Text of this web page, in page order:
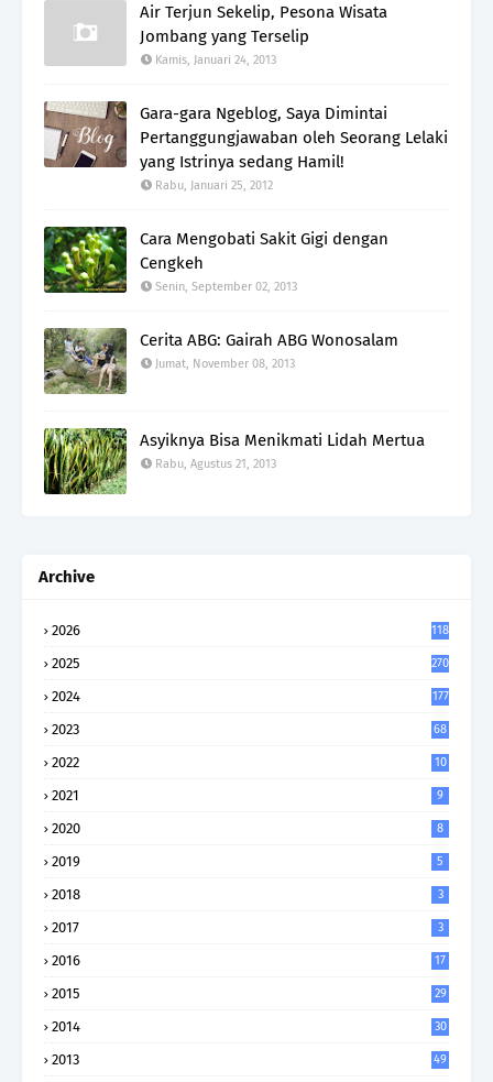
Air Terjun Sekelip, Pesona Wisata
Jombang yang Terselip
Kamis, Januari 24, 2013
Gara-gara Ngeblog, Saya Dimintai
Pertanggungjawaban oleh Seorang Lelaki
yang Istrinya sedang Hamil!
Rabu, Januari 25, 2012
Cara Mengobati Sakit Gigi dengan
Cengkeh
Senin, September 02, 2013
Cerita ABG: Gairah ABG Wonosalam
Jumat, November 08, 2013
Asyiknya Bisa Menikmati Lidah Mertua
Rabu, Agustus 21, 2013
Archive
2026 118
2025 270
2024 177
2023 68
2022 10
2021 9
2020 8
2019 5
2018 3
2017 3
2016 17
2015 29
2014 30
2013 49